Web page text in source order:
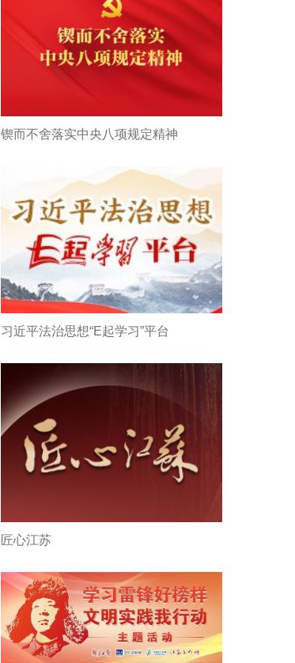
锲而不舍落实中央八项规定精神
习近平法治思想“E起学习”平台
匠心江苏